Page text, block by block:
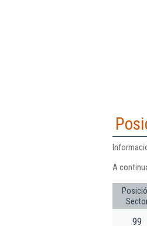
A
99